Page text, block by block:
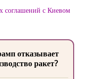
соглашений с Киевом
отказывает
ракет?